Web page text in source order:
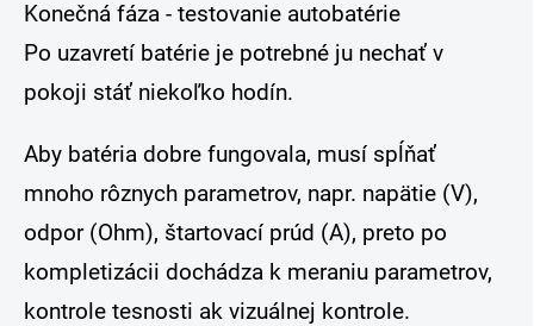
Konečná fáza - testovanie autobatérie
Po uzavretí batérie je potrebné ju nechať v
pokoji stáť niekoľko hodín.
Aby batéria dobre fungovala, musí spĺňať
mnoho rôznych parametrov, napr. napätie (V),
odpor (Ohm), štartovací prúd (A), preto po
kompletizácii dochádza k meraniu parametrov,
kontrole tesnosti ak vizuálnej kontrole.